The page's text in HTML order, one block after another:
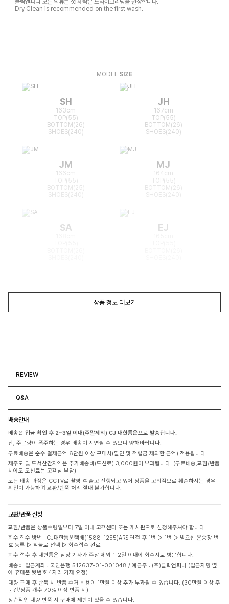
Dry Clean is recommended on the first wash.
MODEL SIZE
SH
163cm
TOP(55)
BOTTOM(26)
SHOES(240)
JH
167cm
TOP(55)
BOTTOM(26)
SHOES(240)
JM
166cm
TOP(55)
BOTTOM(25)
MJ
164cm
TOP(55)
BOTTOM(26)
SA EJ
상품 정보 더보기
REVIEW
Q&A
배송안내
배송은 입금 확인 후 2~3일 이내(주말제외) CJ 대한통운으로 발송됩니다.
단, 주문량이 폭주하는 경우 배송이 지연될 수 있으니 양해바랍니다.
무료배송은 순수 결제금액 6만원 이상 구매시(할인 및 적립금 제외한 금액) 적용됩니다.
제주도 및 도서산간지역은 추가배송비(도선료) 3,000원이 부과됩니다. (무료배송,교환/반품
시에도 도선료는 고객님 부담)
모든 배송 과정은 CCTV로 촬영 후 출고 진행되고 있어 상품을 고의적으로 훼손하시는 경우
확인이 가능하며 교환/반품 처리 절대 불가합니다.
교환/반품 신청
교환/반품은 상품수령일부터 7일 이내 고객센터 또는 게시판으로 신청해주셔야 합니다.
회수 접수 방법 : CJ대한통운택배(1588-1255)ARS 연결 후 1번 ▷ 1번 ▷ 받으신 운송장 번
호 등록 ▷ 착불로 선택 ▷ 회수접수 완료
회수 접수 후 대한통운 담당 기사가 주말 제외 1-2일 이내에 회수지로 방문합니다.
배송비 입금계좌 : 국민은행 512637-01-001048 / 예금주 : (주)클릭앤퍼니 (입금자명 옆
에 휴대폰 뒷번호 4자리 기재 요청)
대량 구매 후 반품 시 반품 수거 비용이 1만원 이상 추가 부과될 수 있습니다. (30만원 이상 주
문건/상품 개수 70% 이상 반품 시)
상습적인 대량 반품 시 구매에 제한이 있을 수 있습니다.